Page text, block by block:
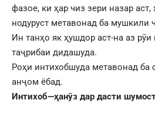
фазое, ки ҳар чиз зери назар аст,
нодуруст метавонад ба мушкили
Ин танҳо як ҳушдор аст-на аз рӯи
таҷрибаи дидашуда.
Роҳи интихобшуда метавонад ба
анҷом ёбад.
Интихоб—ҳанӯз дар дасти